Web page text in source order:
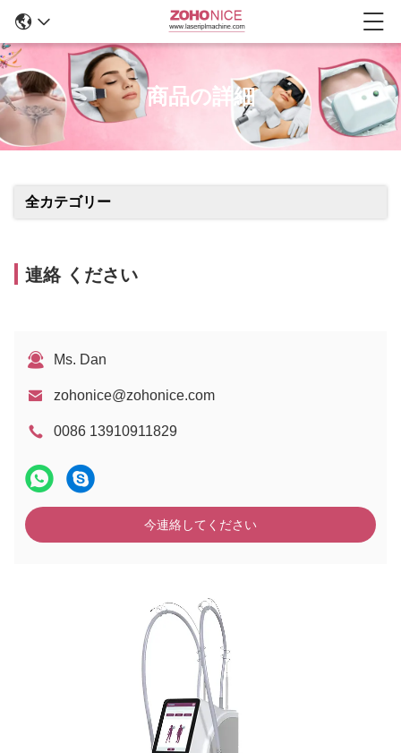
商品の詳細
全カテゴリー
連絡 ください
Ms. Dan
zohonice@zohonice.com
0086 13910911829
今連絡してください